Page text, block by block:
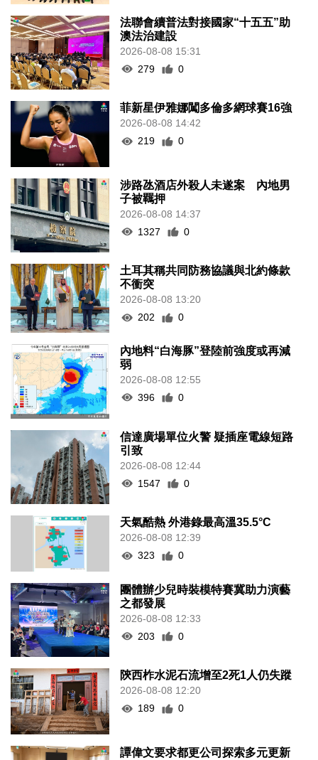
法聯會續普法對接國家“十五五”助
澳法治建設
2026-08-08 15:31
279
0
菲新星伊雅娜闖多倫多網球賽16強
2026-08-08 14:42
219
0
涉路氹酒店外殺人未遂案 內地男
子被羈押
2026-08-08 14:37
1327
0
土耳其稱共同防務協議與北約條款
不衝突
2026-08-08 13:20
202
0
內地料“白海豚”登陸前強度或再減
弱
2026-08-08 12:55
396
0
信達廣場單位火警 疑插座電線短路
引致
2026-08-08 12:44
1547
0
天氣酷熱 外港錄最高溫35.5°C
2026-08-08 12:39
323
0
團體辦少兒時裝模特賽冀助力演藝
之都發展
2026-08-08 12:33
203
0
陝西柞水泥石流增至2死1人仍失蹤
2026-08-08 12:20
189
0
譚偉文要求都更公司探索多元更新